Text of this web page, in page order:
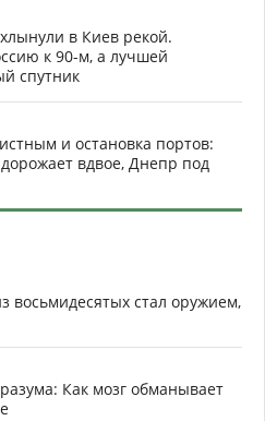
в Киев рекой.
к 90-м, а лучшей
спутник
и остановка портов:
вдвое, Днепр под
восьмидесятых стал оружием,
Как мозг обманывает